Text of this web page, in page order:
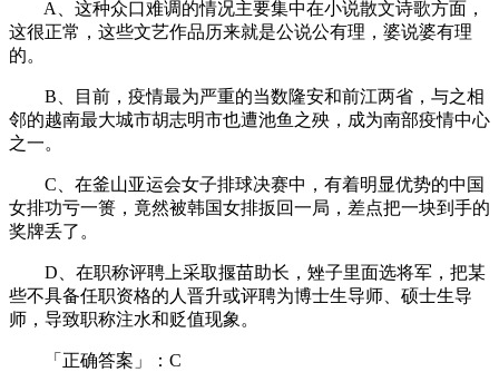
A、这种众口难调的情况主要集中在小说散文诗歌方面，
这很正常，这些文艺作品历来就是公说公有理，婆说婆有理
的。
B、目前，疫情最为严重的当数隆安和前江两省，与之相
邻的越南最大城市胡志明市也遭池鱼之殃，成为南部疫情中心
之一。
C、在釜山亚运会女子排球决赛中，有着明显优势的中国
女排功亏一篑，竟然被韩国女排扳回一局，差点把一块到手的
奖牌丢了。
D、在职称评聘上采取揠苗助长，矬子里面选将军，把某
些不具备任职资格的人晋升或评聘为博士生导师、硕士生导
师，导致职称注水和贬值现象。
「正确答案」：C